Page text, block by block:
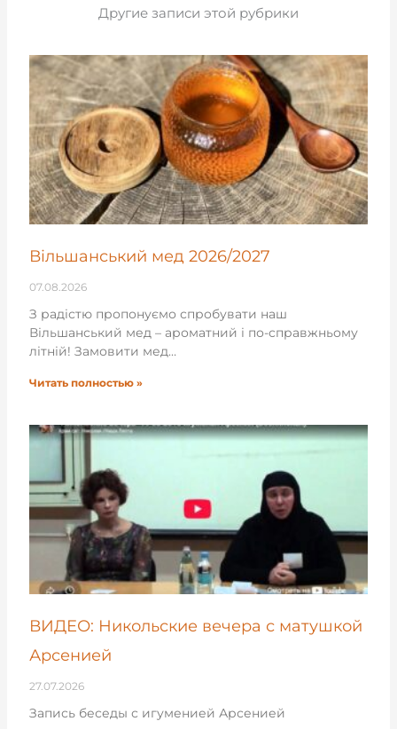
Другие записи этой рубрики
Вільшанський мед 2026/2027
07.08.2026
З радістю пропонуємо спробувати наш
Вільшанський мед – ароматний і по-справжньому
літній! Замовити мед…
Читать полностью »
ВИДЕО: Никольские вечера с матушкой
Арсенией
27.07.2026
Запись беседы с игуменией Арсенией